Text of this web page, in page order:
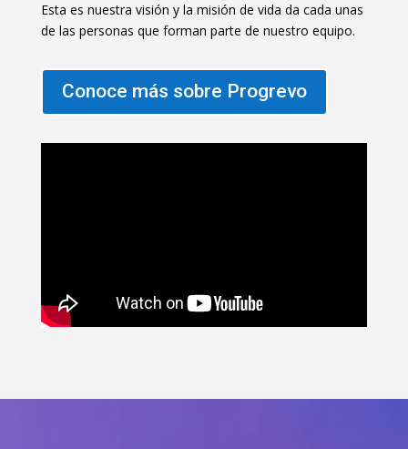
Esta es nuestra visión y la misión de vida da cada unas
de las personas que forman parte de nuestro equipo.
Conoce más sobre Progrevo